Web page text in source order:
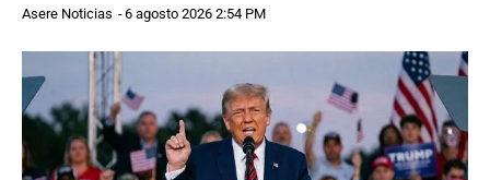
Asere Noticias -6 agosto 2026 2:54 PM